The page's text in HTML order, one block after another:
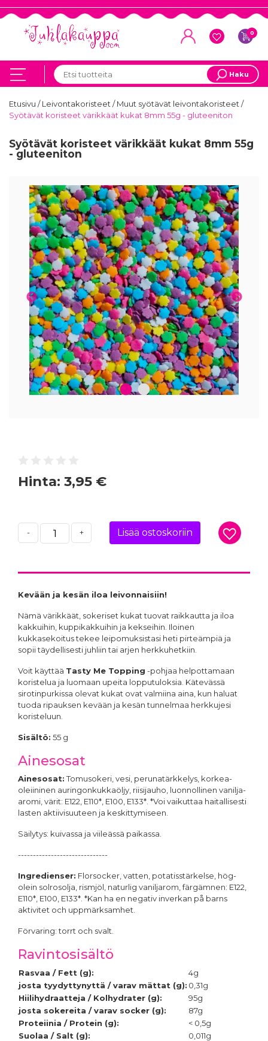
0
Haku
Etusivu /Leivontakoristeet/Muut syötävät leivontakoristeet/
Syötävät koristeet värikkäät kukat 8mm 55g - gluteeniton
Syötävät koristeet värikkäät kukat 8mm 55g
- gluteeniton
1 2
Hinta: 3,95 €
- + Lisää ostoskoriin
Kevään ja kesän iloa leivonnaisiin!
Nämä värikkäät, sokeriset kukat tuovat raikkautta ja iloa
kakkuihin, kuppikakkuihin ja kekseihin. Iloinen
kukkasekoitus tekee leipomuksistasi heti pirteämpiä ja
sopii täydellisesti juhliin tai arjen herkkuhetkiin.
Voit käyttää Tasty Me Topping -pohjaa helpottamaan
koristelua ja luomaan upeita lopputuloksia. Kätevässä
sirotinpurkissa olevat kukat ovat valmiina aina, kun haluat
tuoda ripauksen kevään ja kesän tunnelmaa herkkujesi
koristeluun.
Sisältö: 55 g
Ainesosat
Ainesosat:Tomusokeri, vesi, perunatärkkelys, korkea-
oleiininen auringonkukkaöljy, riisijauho, luonnollinen vanilja-
aromi, värit: E122, E110*, E100, E133*. *Voi vaikuttaa haitallisesti
lasten aktiivisuuteen ja keskittymiseen.
Säilytys: kuivassa ja viileässä paikassa.
------------------------------
Ingredienser: Florsocker, vatten, potatisstärkelse, hög-
olein solrosolja, rismjöl, naturlig vaniljarom, färgämnen: E122,
E110*, E100, E133*. *Kan ha en negativ inverkan på barns
aktivitet och uppmärksamhet.
Förvaring: torrt och svalt.
Ravintosisältö
Rasvaa / Fett (g):
4g
josta tyydyttynyttä / varav mättat (g): 0,31g
Hiilihydraatteja / Kolhydrater (g):
95g
josta sokereita / varav socker (g):
87g
Proteiinia / Protein (g):
< 0,5g
Suolaa / Salt (g):
0,011g